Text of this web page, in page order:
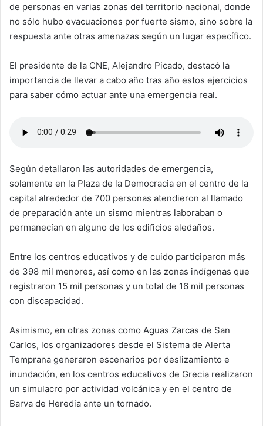
de personas en varias zonas del territorio nacional, donde
no sólo hubo evacuaciones por fuerte sismo, sino sobre la
respuesta ante otras amenazas según un lugar específico.
El presidente de la CNE, Alejandro Picado, destacó la
importancia de llevar a cabo año tras año estos ejercicios
para saber cómo actuar ante una emergencia real.
Según detallaron las autoridades de emergencia,
solamente en la Plaza de la Democracia en el centro de la
capital alrededor de 700 personas atendieron al llamado
de preparación ante un sismo mientras laboraban o
permanecían en alguno de los edificios aledaños.
Entre los centros educativos y de cuido participaron más
de 398 mil menores, así como en las zonas indígenas que
registraron 15 mil personas y un total de 16 mil personas
con discapacidad.
Asimismo, en otras zonas como Aguas Zarcas de San
Carlos, los organizadores desde el Sistema de Alerta
Temprana generaron escenarios por deslizamiento e
inundación, en los centros educativos de Grecia realizaron
un simulacro por actividad volcánica y en el centro de
Barva de Heredia ante un tornado.